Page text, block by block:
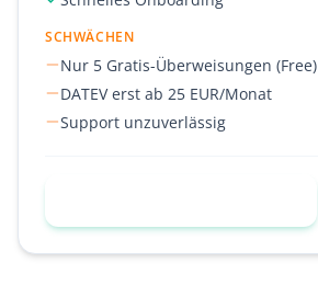
SCHWÄCHEN
Nur 5 Gratis-Überweisungen (Free)
DATEV erst ab 25 EUR/Monat
Support unzuverlässig